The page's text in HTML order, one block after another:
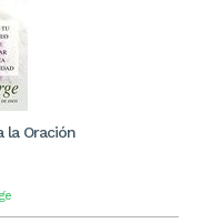
la Oración